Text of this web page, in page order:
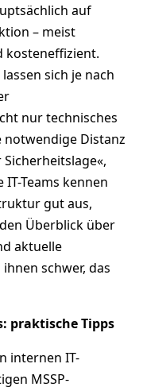
auf
– meist
kosteneffizient.
sich je nach
nur technisches
Distanz
Teams kennen
gut aus,
Überblick über
aktuelle
schwer, das
praktische Tipps
internen IT-
MSSP-